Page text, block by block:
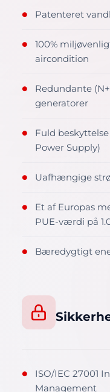
● Patenteret
●
100%
aircondition
●
Redundante
generatorer
●
Fuld
Power Supply)
● Uafhængige
●
Et af Europas
PUE-værdi på
● Bæredygtigt
●
ISO/IEC 27001
Management